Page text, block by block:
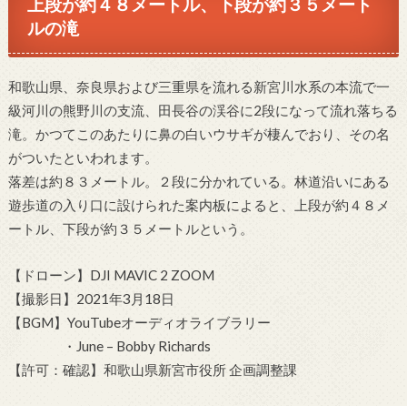
ルの滝
和歌山県、奈良県および三重県を流れる新宮川水系の本流で一
級河川の熊野川の支流、田長谷の渓谷に2段になって流れ落ちる
滝。かつてこのあたりに鼻の白いウサギが棲んでおり、その名
がついたといわれます。
落差は約８３メートル。２段に分かれている。林道沿いにある
遊歩道の入り口に設けられた案内板によると、上段が約４８メ
ートル、下段が約３５メートルという。
【ドローン】DJI MAVIC 2 ZOOM
【撮影日】2021年3月18日
【BGM】YouTubeオーディオライブラリー
・June – Bobby Richards
【許可：確認】和歌山県新宮市役所 企画調整課